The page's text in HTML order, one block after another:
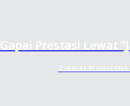
Gapai Prestasi Lewat